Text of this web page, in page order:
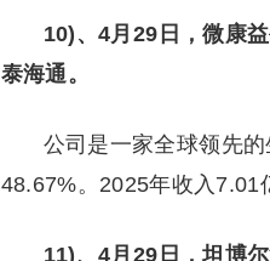
10)、4月29日，微康
泰海通。
公司是一家全球领先
48.67%。2025年收入7.01
11)、4月29日，坦博